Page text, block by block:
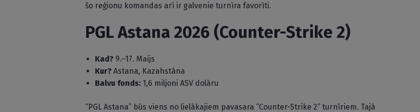
šo reģionu komandas arī ir galvenie turnīra favorīti.
PGL Astana 2026 (Counter-Strike 2)
Kad? 9.–17. Maijs
Kur? Astana, Kazahstāna
Balvu fonds: 1,6 miljoni ASV dolāru
“PGL Astana” būs viens no lielākajiem pavasara “Counter-Strike 2” turnīriem. Tajā